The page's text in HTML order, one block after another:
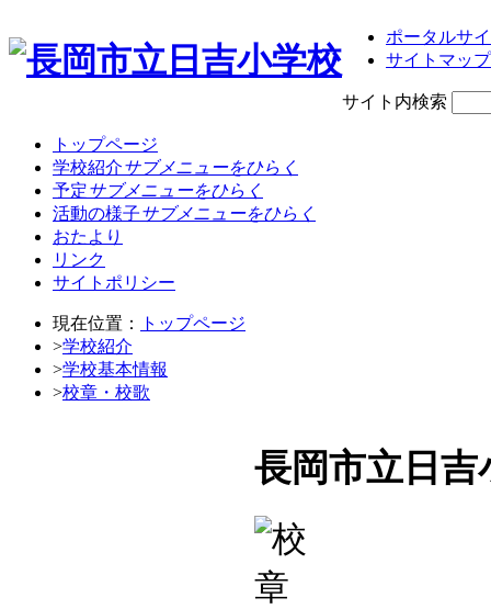
ポータルサ
サイトマップ
サイト内検索
トップページ
学校紹介サブメニューをひらく
予定サブメニューをひらく
活動の様子サブメニューをひらく
おたより
リンク
サイトポリシー
現在位置：
トップページ
>学校紹介
>学校基本情報
>校章・校歌
長岡市立日